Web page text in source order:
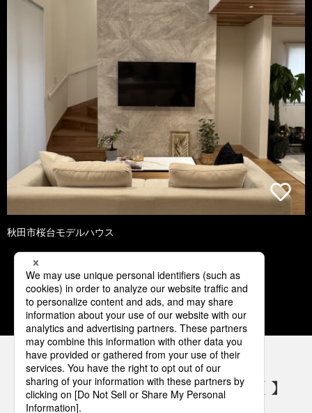
秋田市桜台モデルハウス
1 2 3 4 5
パナソニックの電気設備 SNSアカウント